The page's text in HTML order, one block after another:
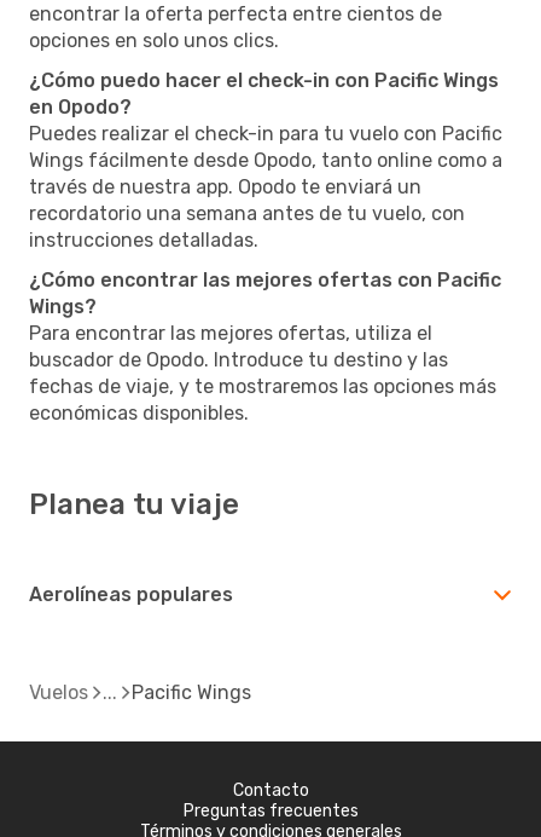
encontrar la oferta perfecta entre cientos de
opciones en solo unos clics.
¿Cómo puedo hacer el check-in con Pacific Wings
en Opodo?
Puedes realizar el check-in para tu vuelo con Pacific
Wings fácilmente desde Opodo, tanto online como a
través de nuestra app. Opodo te enviará un
recordatorio una semana antes de tu vuelo, con
instrucciones detalladas.
¿Cómo encontrar las mejores ofertas con Pacific
Wings?
Para encontrar las mejores ofertas, utiliza el
buscador de Opodo. Introduce tu destino y las
fechas de viaje, y te mostraremos las opciones más
económicas disponibles.
Planea tu viaje
Aerolíneas populares
Vuelos Pacific Wings
Contacto
Preguntas frecuentes
Términos y condiciones generales